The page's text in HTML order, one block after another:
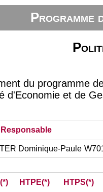
Programme
du programme
d'Economie et de
Responsable
Dominique-Paule
HTPE(*) HTPS(*)